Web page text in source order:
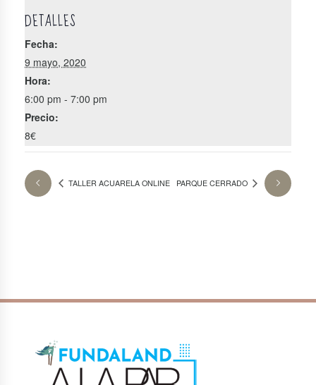
DETALLES
Fecha:
9 mayo, 2020
Hora:
6:00 pm - 7:00 pm
Precio:
8€
TALLER ACUARELA ONLINE PARQUE CERRADO